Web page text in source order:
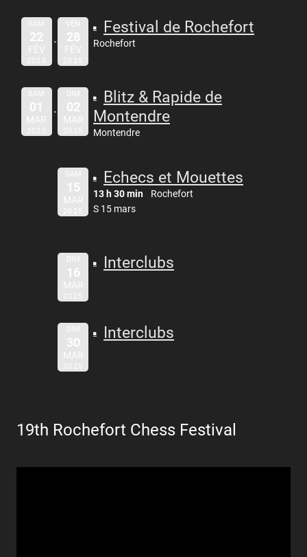
SAM
22
FÉV
2025
VEN
28
FÉV
2025
Festival de Rochefort
Rochefort
SAM
01
MAR
2025
DIM
02
MAR
2025
Blitz & Rapide de
Montendre
Montendre
SAM
15
MAR
2025
Echecs et Mouettes
13 h 30 min
Rochefort
S 15 mars
DIM
16
MAR
2025
Interclubs
DIM
30
MAR
2025
Interclubs
19th Rochefort Chess Festival